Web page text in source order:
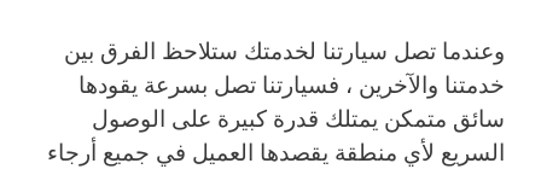
وعندما تصل سيارتنا لخدمتك ستلاحظ الفرق بين
خدمتنا والآخرين ، فسيارتنا تصل بسرعة يقودها
سائق متمكن يمتلك قدرة كبيرة على الوصول
السريع لأي منطقة يقصدها العميل في جميع أرجاء